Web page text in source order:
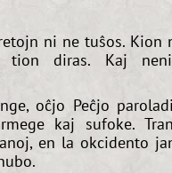
ni ne tuŝos. Kion
tion diras. Kaj
oĉjo Peĉjo
kaj sufoke.
en la okcidento